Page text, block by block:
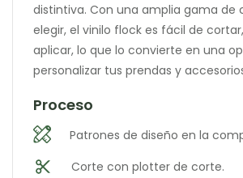
distintiva. Con una amplia gama de
elegir, el vinilo flock es fácil de
aplicar, lo que lo convierte en una
personalizar tus prendas y
Proceso
Patrones de diseño en la
Corte con plotter de corte.